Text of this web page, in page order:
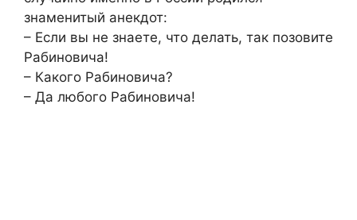
знаменитый анекдот:
– Если вы не знаете, что делать, так позовите
Рабиновича!
– Какого Рабиновича?
– Да любого Рабиновича!